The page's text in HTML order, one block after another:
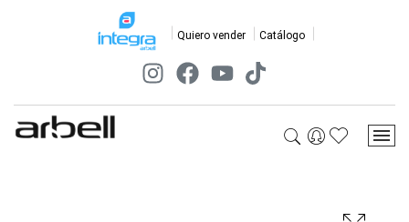
Quiero vender Catálogo